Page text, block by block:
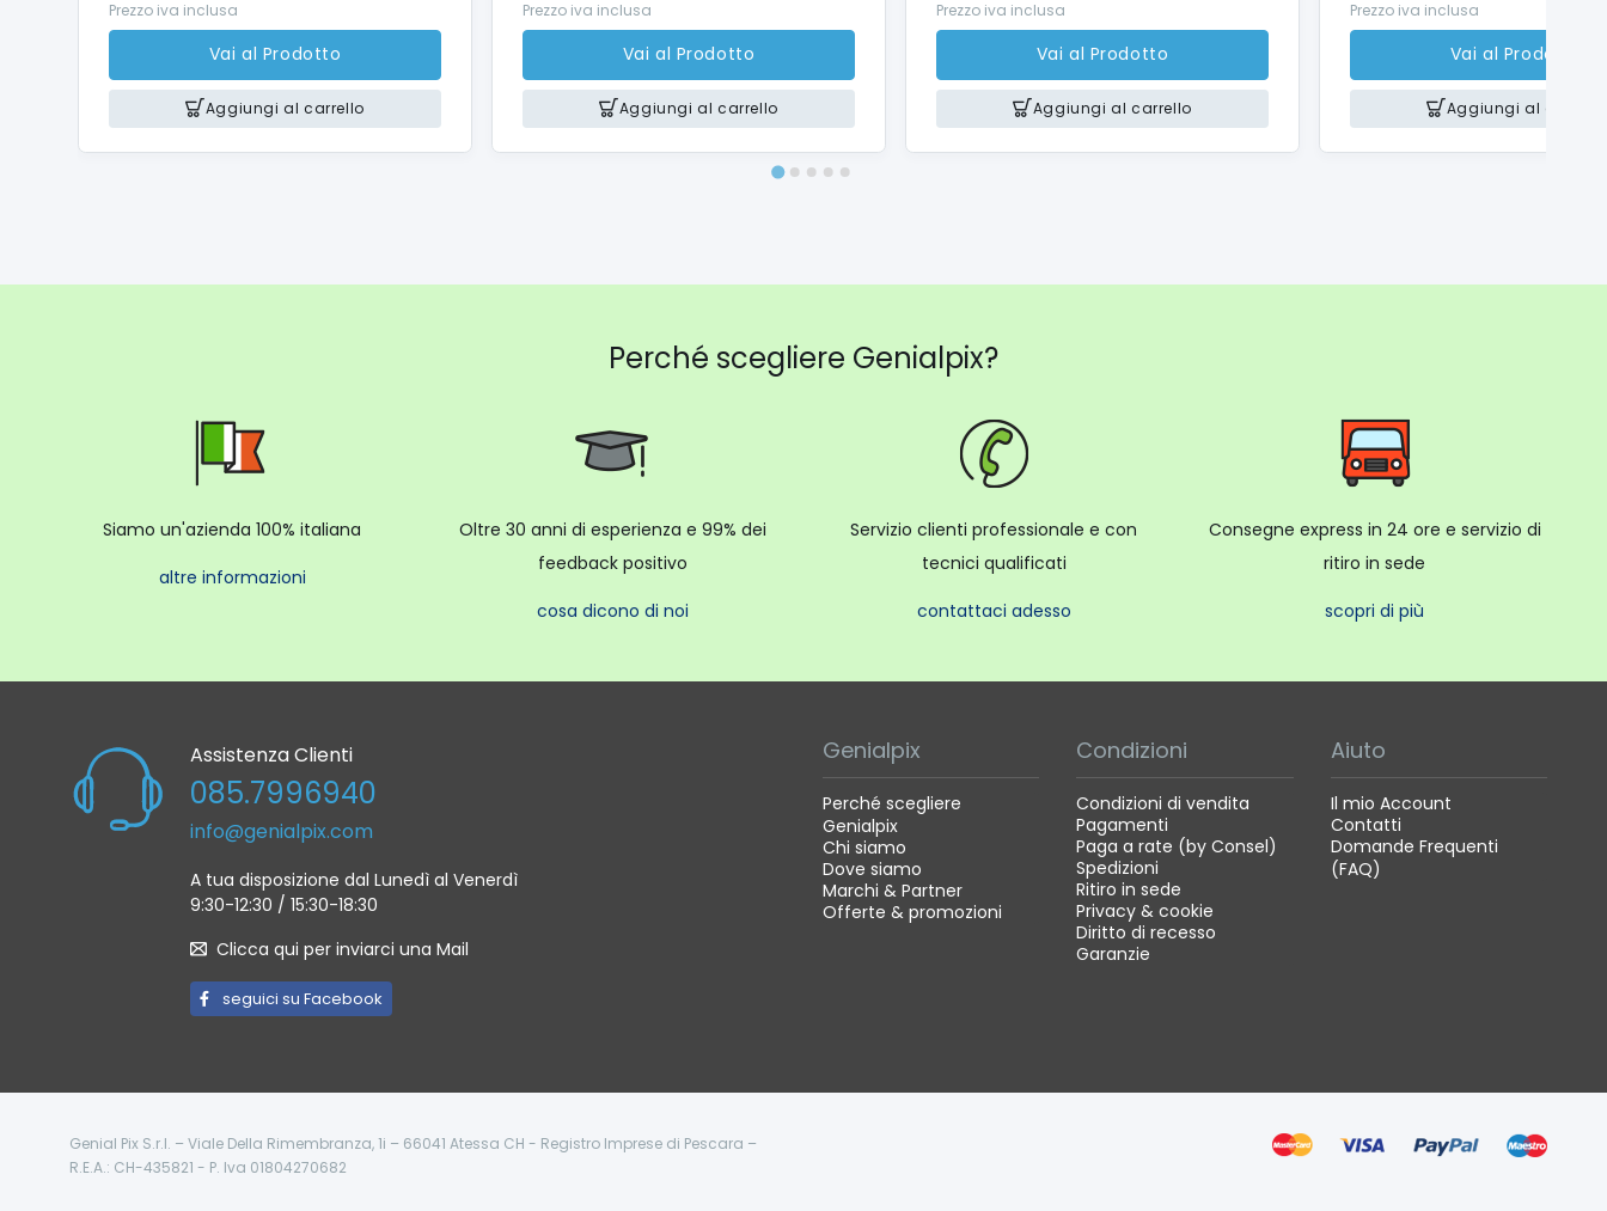
Prezzo iva inclusa
Vai al Prodotto
Aggiungi al carrello
Prezzo iva inclusa
Vai al Prodotto
Aggiungi al carrello
Prezzo iva inclusa
Vai al Prodotto
Aggiungi al carrello
Prezzo iva inclusa
Vai al Prodotto
Aggiungi al carrello
Perché scegliere Genialpix?
Siamo un'azienda 100% italiana
altre informazioni
Oltre 30 anni di esperienza e 99% dei
feedback positivo
cosa dicono di noi
Servizio clienti professionale e con
tecnici qualificati
contattaci adesso
Consegne express in 24 ore e servizio di
ritiro in sede
scopri di più
Assistenza Clienti
085.7996940
info@genialpix.com
A tua disposizione dal Lunedì al Venerdì
9:30-12:30 / 15:30-18:30
Clicca qui per inviarci una Mail
seguici su Facebook
Genialpix
Perché scegliere
Genialpix
Chi siamo
Dove siamo
Marchi & Partner
Offerte & promozioni
Condizioni
Condizioni di vendita
Pagamenti
Paga a rate (by Consel)
Spedizioni
Ritiro in sede
Privacy & cookie
Diritto di recesso
Garanzie
Aiuto
Il mio Account
Contatti
Domande Frequenti
(FAQ)
Genial Pix S.r.l. – Viale Della Rimembranza, 1i – 66041 Atessa CH - Registro Imprese di Pescara –
R.E.A.: CH-435821 - P. Iva 01804270682